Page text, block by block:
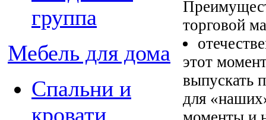
группа
Мебель для дома
Спальни и
кровати
торговой
этот
выпускать
для